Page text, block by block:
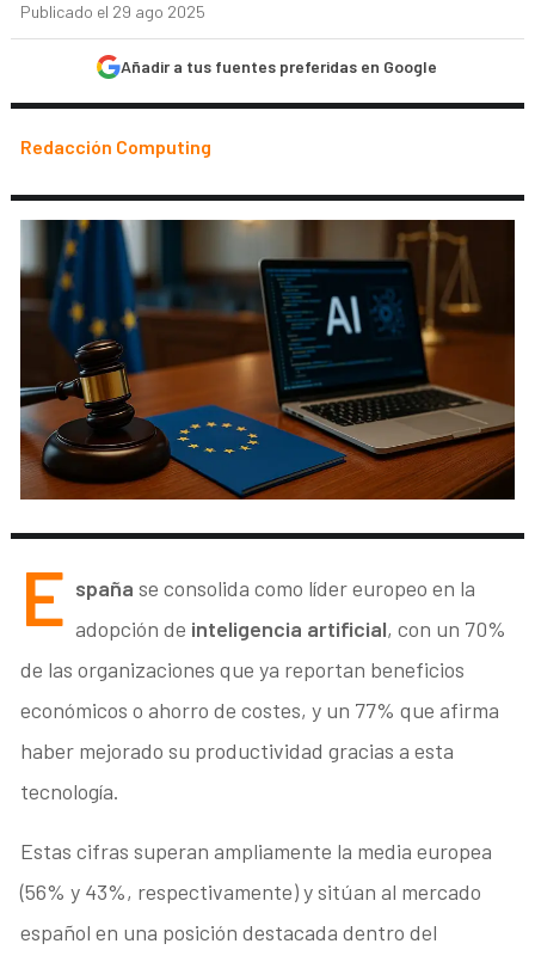
Publicado el 29 ago 2025
Añadir a tus fuentes preferidas en Google
Redacción Computing
E spañase consolida como líder europeo en la
adopción de inteligencia artificial, con un 70%
de las organizaciones que ya reportan beneficios
económicos o ahorro de costes, y un 77% que afirma
haber mejorado su productividad gracias a esta
tecnología.
Estas cifras superan ampliamente la media europea
(56% y 43%, respectivamente) y sitúan al mercado
español en una posición destacada dentro del